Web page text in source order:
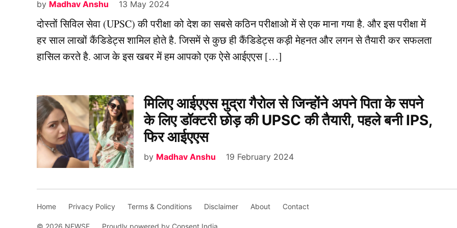
by Madhav Anshu 13 May 2024
दोस्तों सिविल सेवा (UPSC) की परीक्षा को देश का सबसे कठिन परीक्षाओ में से एक माना गया है. और इस परीक्षा में
हर साल लाखों कैंडिडेट्स शामिल होते है. जिसमें से कुछ ही कैंडिडेट्स कड़ी मेहनत और लगन से तैयारी कर सफलता
हासिल करते है. आज के इस खबर में हम आपको एक ऐसे आईएएस […]
मिलिए आईएएस मुद्रा गैरोल से जिन्होंने अपने पिता के सपने
के लिए डॉक्टरी छोड़ की UPSC की तैयारी, पहले बनी IPS,
फिर आईएएस
by Madhav Anshu 19 February 2024
Home Privacy Policy Terms & Conditions Disclaimer About Contact
© 2026 NEWSF. Proudly powered by Consent India